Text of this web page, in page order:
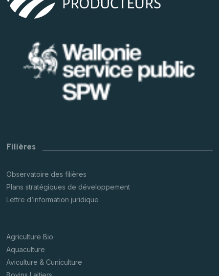
Filières
Observatoire des filières
Plans stratégiques de développement
Lettre d’information juridique
Agriculture Bio
Aquaculture
Aviculture & Cuniculture